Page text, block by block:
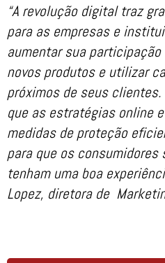
“A revolução digital traz
para as empresas e
aumentar sua
novos produtos e utilizar
próximos de seus
que as estratégias online
medidas de proteção
para que os
tenham uma boa
Lopez, diretora de